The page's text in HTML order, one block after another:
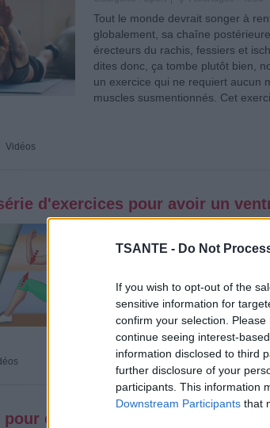
TSANTE - Do Not
If you wish to opt-out of the
sensitive information for
confirm your selection.
continue seeing interest-
information disclosed to third
further disclosure of your
participants. This information
Downstream Participants that
Tout le monde devrait songer à
globalement, sa chaîne
érecteurs du rachis, fessiers et
dites donc, ça tombe plutôt bien,
un exercice qui ne requiert aucun
muscles susmentionnés. Cet
Vidéos
d'exercices pour avoir un
Ne plus être serrée dans son
ballonnement, on a tous nos
plat. Si l’alimentation a un rôle
l’activité physique l’est d’autant
Lire la suite...
corriger les épaules